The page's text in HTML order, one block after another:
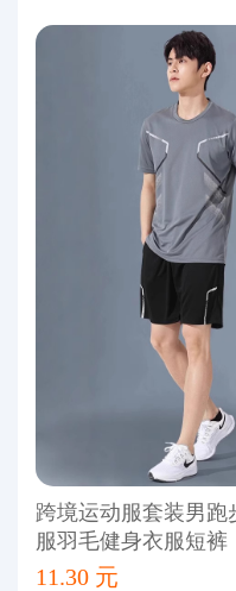
跨境运动服套装男
服羽毛健身衣服短裤
11.30 元